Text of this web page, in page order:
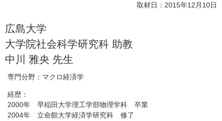
取材日：2015年12月10日
広島大学
大学院社会科学研究科 助教
中川 雅央 先生
専門分野：マクロ経済学
経歴：
2000年 早稲田大学理工学部物理学科 卒業
2004年 立命館大学経済学研究科 修了